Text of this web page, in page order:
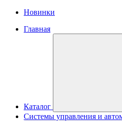
Новинки
Главная
Каталог
Системы управления и